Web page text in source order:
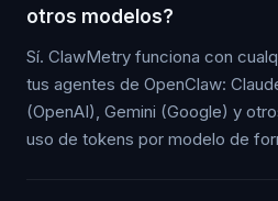
otros modelos?
Sí. ClawMetry funciona con
tus agentes de OpenClaw:
(OpenAI), Gemini (Google) y
uso de tokens por modelo de